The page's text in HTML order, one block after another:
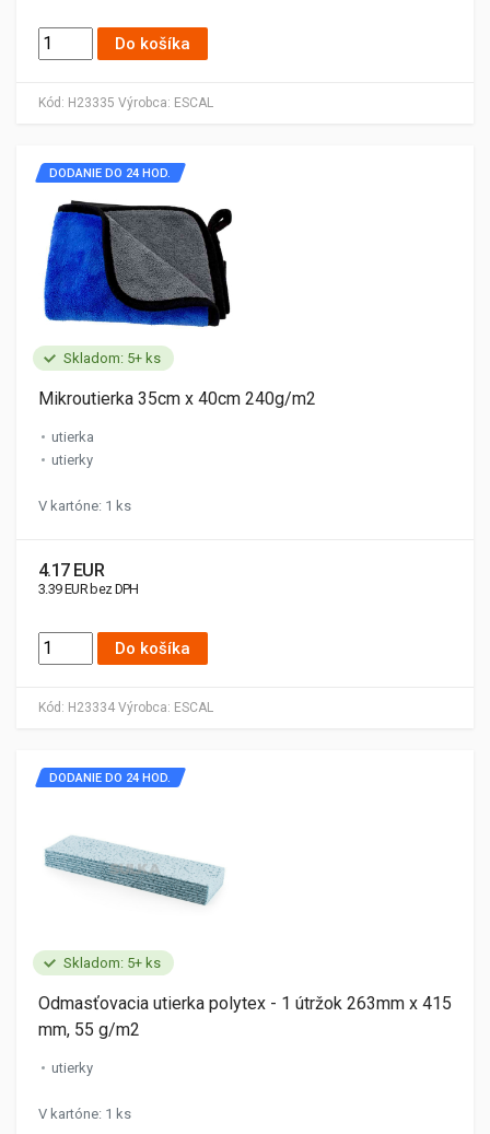
Kód: H23335 Výrobca: ESCAL
Do košíka
Skladom: 5+ ks
Kód: H23334 Výrobca: ESCAL
DODANIE DO 24 HOD.
Mikroutierka 35cm x 40cm 240g/m2
utierka
utierky
V kartóne: 1 ks
4.17 EUR
3.39 EUR bez DPH
Do košíka
Skladom: 5+ ks
DODANIE DO 24 HOD.
Odmasťovacia utierka polytex - 1 útržok 263mm x 415
mm, 55 g/m2
utierky
V kartóne: 1 ks